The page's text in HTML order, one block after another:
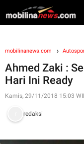
mobilinanews.com
Ahmed Zaki :
Hari Ini Ready
Kamis, 29/11/2018 15:03
redaksi